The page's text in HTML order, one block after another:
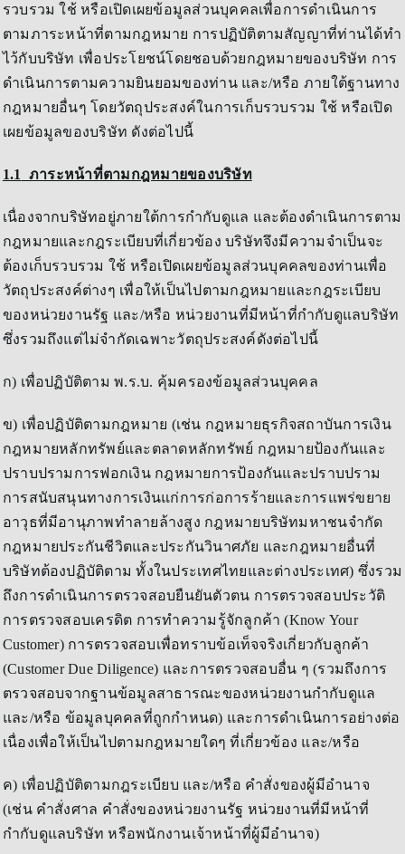
รวบรวม ใช้ หรือเปิดเผยข้อมูลส่วนบุคคลเพื่อการดำเนินการ
ตามภาระหน้าที่ตามกฎหมาย การปฏิบัติตามสัญญาที่ท่านได้ทำ
ไว้กับบริษัท เพื่อประโยชน์โดยชอบด้วยกฎหมายของบริษัท การ
ดำเนินการตามความยินยอมของท่าน และ/หรือ ภายใต้ฐานทาง
กฎหมายอื่นๆ โดยวัตถุประสงค์ในการเก็บรวบรวม ใช้ หรือเปิด
เผยข้อมูลของบริษัท ดังต่อไปนี้
1.1 ภาระหน้าที่ตามกฎหมายของบริษัท
เนื่องจากบริษัทอยู่ภายใต้การกำกับดูแล และต้องดำเนินการตาม
กฎหมายและกฎระเบียบที่เกี่ยวข้อง บริษัทจึงมีความจำเป็นจะ
ต้องเก็บรวบรวม ใช้ หรือเปิดเผยข้อมูลส่วนบุคคลของท่านเพื่อ
วัตถุประสงค์ต่างๆ เพื่อให้เป็นไปตามกฎหมายและกฎระเบียบ
ของหน่วยงานรัฐ และ/หรือ หน่วยงานที่มีหน้าที่กำกับดูแลบริษัท
ซึ่งรวมถึงแต่ไม่จำกัดเฉพาะวัตถุประสงค์ดังต่อไปนี้
ก) เพื่อปฏิบัติตาม พ.ร.บ. คุ้มครองข้อมูลส่วนบุคคล
ข) เพื่อปฏิบัติตามกฎหมาย (เช่น กฎหมายธุรกิจสถาบันการเงิน
กฎหมายหลักทรัพย์และตลาดหลักทรัพย์ กฎหมายป้องกันและ
ปราบปรามการฟอกเงิน กฎหมายการป้องกันและปราบปราม
การสนับสนุนทางการเงินแก่การก่อการร้ายและการแพร่ขยาย
อาวุธที่มีอานุภาพทำลายล้างสูง กฎหมายบริษัทมหาชนจำกัด
กฎหมายประกันชีวิตและประกันวินาศภัย และกฎหมายอื่นที่
บริษัทต้องปฏิบัติตาม ทั้งในประเทศไทยและต่างประเทศ) ซึ่งรวม
ถึงการดำเนินการตรวจสอบยืนยันตัวตน การตรวจสอบประวัติ
การตรวจสอบเครดิต การทำความรู้จักลูกค้า (Know Your
Customer) การตรวจสอบเพื่อทราบข้อเท็จจริงเกี่ยวกับลูกค้า
(Customer Due Diligence) และการตรวจสอบอื่น ๆ (รวมถึงการ
ตรวจสอบจากฐานข้อมูลสาธารณะของหน่วยงานกำกับดูแล
และ/หรือ ข้อมูลบุคคลที่ถูกกำหนด) และการดำเนินการอย่างต่อ
เนื่องเพื่อให้เป็นไปตามกฎหมายใดๆ ที่เกี่ยวข้อง และ/หรือ
ค) เพื่อปฏิบัติตามกฎระเบียบ และ/หรือ คำสั่งของผู้มีอำนาจ
(เช่น คำสั่งศาล คำสั่งของหน่วยงานรัฐ หน่วยงานที่มีหน้าที่
กำกับดูแลบริษัท หรือพนักงานเจ้าหน้าที่ผู้มีอำนาจ)